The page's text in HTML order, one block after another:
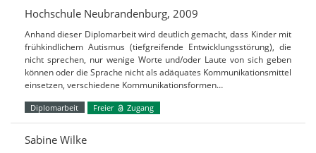
Hochschule Neubrandenburg, 2009
Anhand dieser Diplomarbeit wird deutlich gemacht, dass Kinder mit
frühkindlichem Autismus (tiefgreifende Entwicklungsstörung), die
nicht sprechen, nur wenige Worte und/oder Laute von sich geben
können oder die Sprache nicht als adäquates Kommunikationsmittel
einsetzen, verschiedene Kommunikationsformen…
Diplomarbeit Freier Zugang
Sabine Wilke